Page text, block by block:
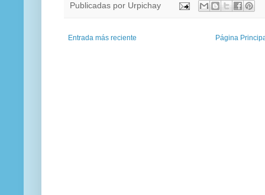
Publicadas por Urpichay
Entrada más reciente Página